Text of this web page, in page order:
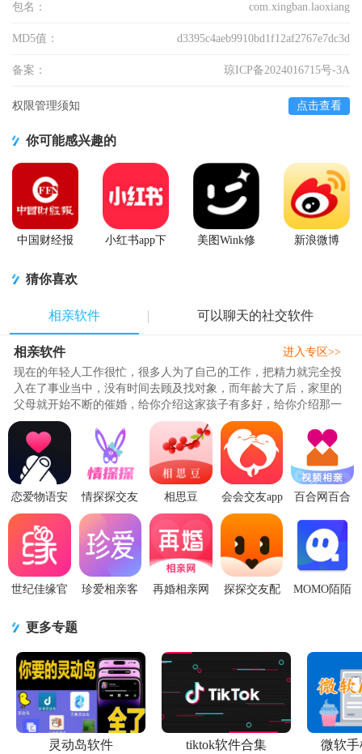
包名： com.xingban.laoxiang
MD5值： d3395c4aeb9910bd1f12af2767e7dc3d
备案： 琼ICP备2024016715号-3A
权限管理须知 点击查看
你可能感兴趣的
中国财经报
小红书app下
美图Wink修
新浪微博
猜你喜欢
相亲软件 可以聊天的社交软件
相亲软件
现在的年轻人工作很忙，很多人为了自己的工作，把精力就完全投
入在了事业当中，没有时间去顾及找对象，而年龄大了后，家里的
父母就开始不断的催婚，给你介绍这家孩子有多好，给你介绍那一
家孩子就多好，但是就算性格..
进入专区>>
恋爱物语安
卓4.43.0最
新版
情探探交友
V1.0.1最新
版
相思豆
app2.2.2最新
版
会会交友app
官方版
百合网百合
12.0.5 官方
最新版
世纪佳缘官
正版
珍爱相亲客
再婚相亲网
探探交友配
MOMO陌陌
更多专题
灵动岛软件 tiktok软件合集 微软手